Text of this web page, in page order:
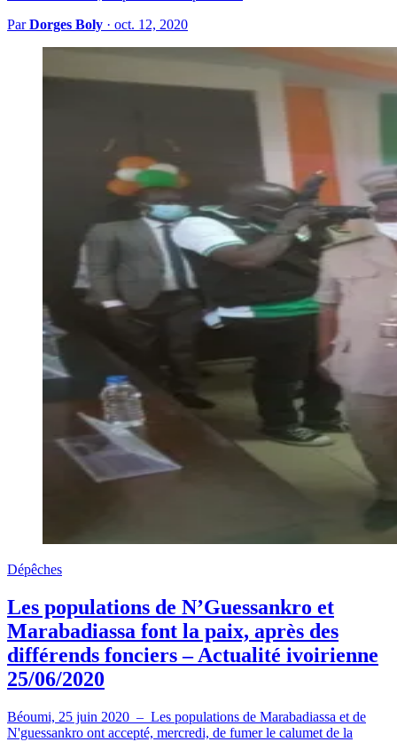
ParDorges Boly · oct. 12, 2020
Dépêches
Les populations de N’Guessankro et
Marabadiassa font la paix, après des
différends fonciers – Actualité ivoirienne
25/06/2020
Béoumi, 25 juin 2020 – Les populations de Marabadiassa et de
N'guessankro ont accepté, mercredi, de fumer le calumet de la